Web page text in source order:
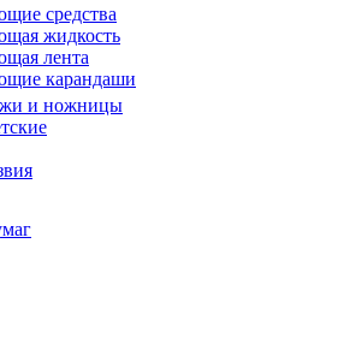
средства
жидкость
лента
карандаши
и ножницы